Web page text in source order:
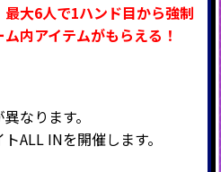
大6人で1ハンド目から強制
内アイテムがもらえる！
なります。
ALL INを開催します。